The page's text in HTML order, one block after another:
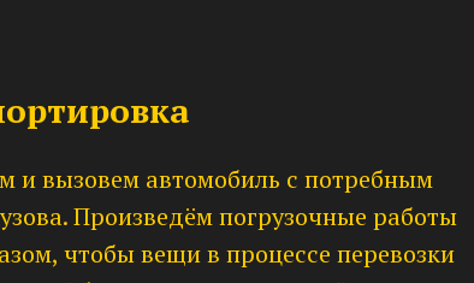
и вызовем автомобиль с потребным
Произведём погрузочные работы
чтобы вещи в процессе перевозки